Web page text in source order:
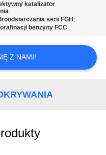
katalizator
serii FGH ,
benzyny FCC
Z NAMI!